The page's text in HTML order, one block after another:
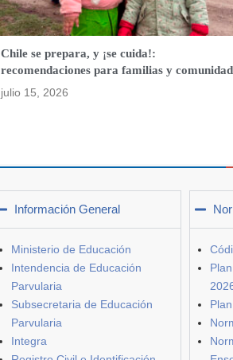
Chile se prepara, y ¡se cuida!:
recomendaciones para familias y comunidad
julio 15, 2026
Información General
Ministerio de Educación
Intendencia de Educación
Parvularia
Subsecretaria de Educación
Parvularia
Integra